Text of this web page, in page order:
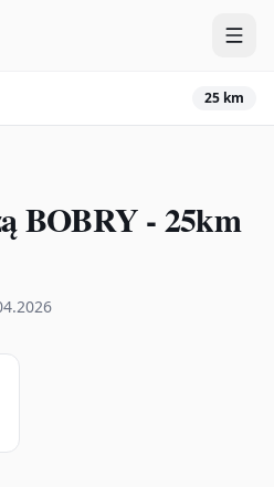
25 km
BOBRY - 25km